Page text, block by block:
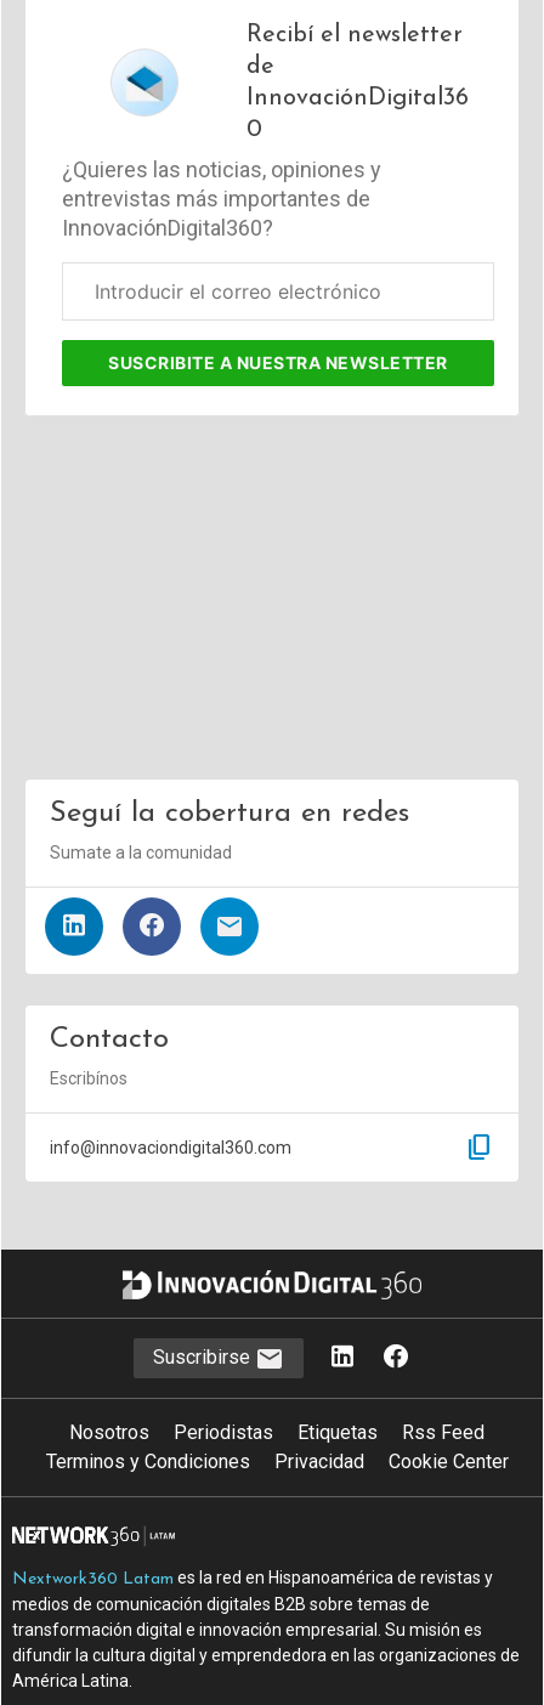
Recibí el newsletter
de
InnovaciónDigital36
0
¿Quieres las noticias, opiniones y
entrevistas más importantes de
InnovaciónDigital360?
electrónico
SUSCRIBITE A NUESTRA NEWSLETTER
Seguí la cobertura en redes
Sumate a la comunidad
Contacto
Escribínos
info@innovaciondigital360.com content_copy
Suscribirse
Nosotros Periodistas Etiquetas
Rss Feed
Terminos y Condiciones
Privacidad Cookie Center
Nextwork360 Latam es la red en Hispanoamérica de revistas y
medios de comunicación digitales B2B sobre temas de
transformación digital e innovación empresarial. Su misión es
difundir la cultura digital y emprendedora en las organizaciones de
América Latina.